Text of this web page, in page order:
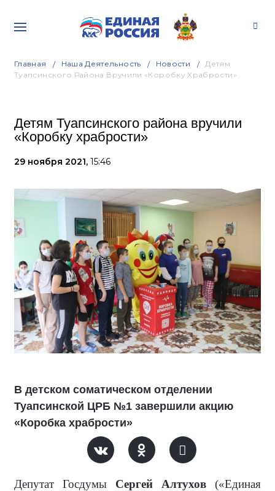
Главная Наша Деятельность Новости
Детям
Туапсинского Района Вручили «Коробку Храбрости»
Детям Туапсинского района вручили
«Коробку храбрости»
29 ноября 2021, 15:46
В детском соматическом отделении
Туапсинской ЦРБ №1 завершили акцию
«Коробка храбрости»
Депутат Госдумы Сергей Алтухов («Единая